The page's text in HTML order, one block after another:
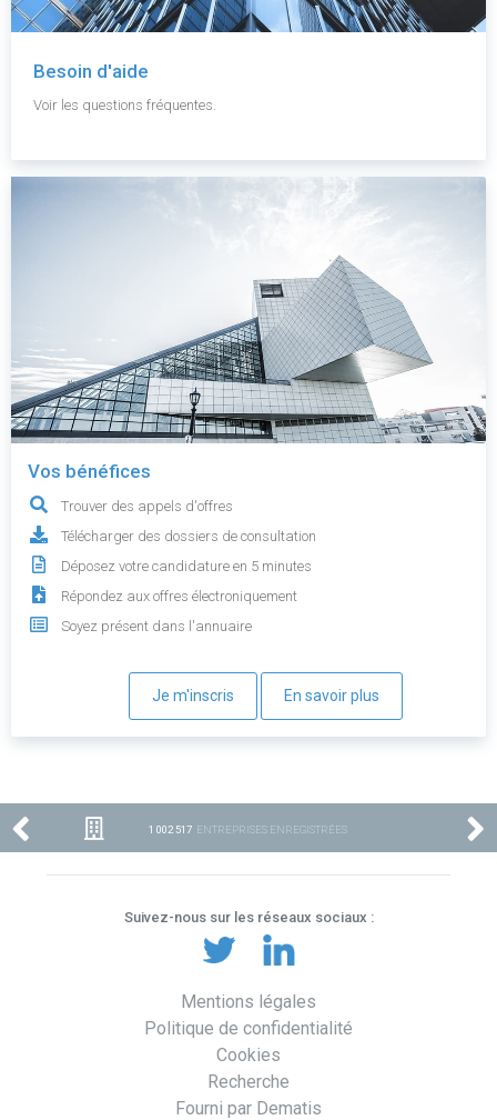
Besoin d'aide
Voir les questions fréquentes.
Vos bénéfices
Trouver des appels d'offres
Télécharger des dossiers de consultation
Déposez votre candidature en 5 minutes
Répondez aux offres électroniquement
Soyez présent dans l'annuaire
Je m'inscris En savoir plus
1 002 517 ENTREPRISES ENREGISTRÉES
Suivez-nous sur les réseaux sociaux :
Mentions légales
Politique de confidentialité
Cookies
Recherche
Fourni par Dematis